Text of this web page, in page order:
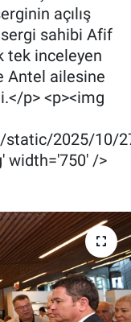
açılış
sahibi Afif
tek inceleyen
Antel ailesine
p> <p><img
static/2025/10/
width='750' />